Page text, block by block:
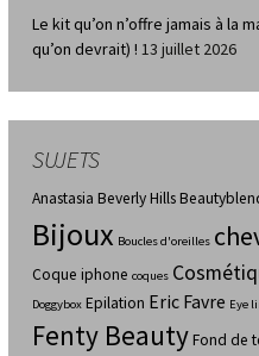
Le kit qu’on n’offre jamais à la
qu’on devrait) ! 13 juillet 2026
SUJETS
Anastasia Beverly Hills
Bijoux Boucles d'oreilles
Coque iphone coques
Doggybox Epilation Eric Favre Eye
Fenty BeautyFond de